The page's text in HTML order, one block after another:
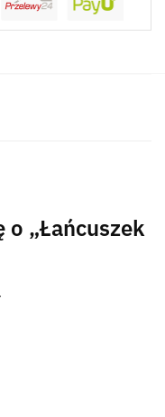
„Łańcuszek